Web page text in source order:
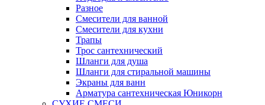
Разное
Смесители для ванной
Смесители для кухни
Трапы
Трос сантехнический
Шланги для душа
Шланги для стиральной машины
Экраны для ванн
Арматура сантехническая Юникорн